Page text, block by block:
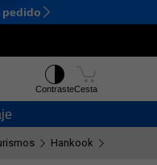
Ctrl M
pedido
ContrasteCesta
Hankook